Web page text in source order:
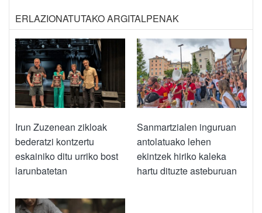
ERLAZIONATUTAKO ARGITALPENAK
Irun Zuzenean zikloak
bederatzi kontzertu
eskainiko ditu urriko bost
larunbatetan
Sanmartzialen inguruan
antolatuako lehen
ekintzek hiriko kaleka
hartu dituzte asteburuan